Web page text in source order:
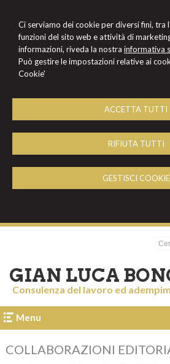
Ci serviamo dei cookie per diversi fini, tra
funzioni del sito web e attività di
informazioni, riveda la nostra informativa
Può gestire le impostazioni relative ai
Cookie'
ACCETTA TUTTI
RIFIUTA TUTTI
GESTISCI COOKIE
GIAN LUCA
Consulenza del lavoro ed
Menu
COLLABORAZIONI